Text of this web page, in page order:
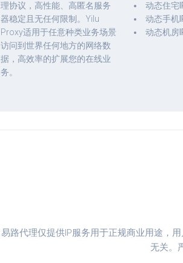
理协议，高性能、高匿名服务
器稳定且无任何限制。Yilu
Proxy适用于任意种类业务场景
访问到世界任何地方的网络数
据，高效率的扩展您的在线业
务。
动态住宅
动态手机
动态机房
易路代理仅提供IP服务用于正规商业用途，
无关。